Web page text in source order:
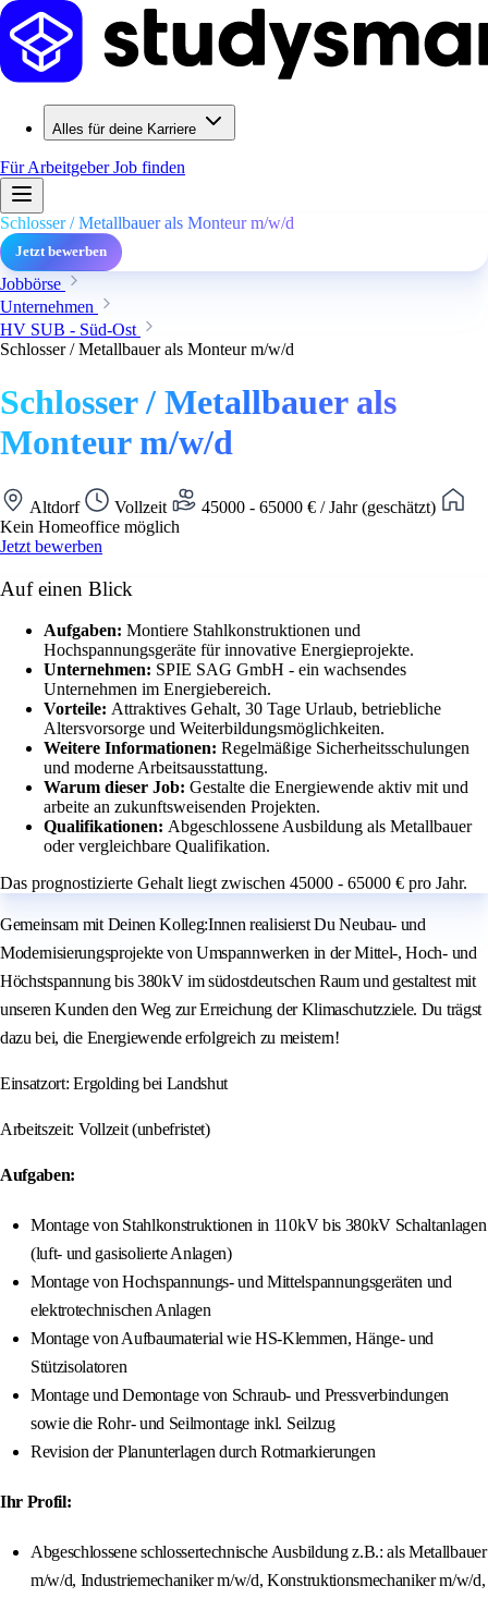
Alles für deine Karriere
Für ArbeitgeberJob finden
Schlosser / Metallbauer als Monteur m/w/d
Jetzt bewerben
Jobbörse
Unternehmen
HV SUB - Süd-Ost
Schlosser / Metallbauer als Monteur m/w/d
Schlosser / Metallbauer als
Monteur m/w/d
Altdorf Vollzeit
45000 - 65000 € / Jahr (geschätzt)
Kein Homeoffice möglich
Jetzt bewerben
Auf einen Blick
Aufgaben: Montiere Stahlkonstruktionen und
Hochspannungsgeräte für innovative Energieprojekte.
Unternehmen: SPIE SAG GmbH - ein wachsendes
Unternehmen im Energiebereich.
Vorteile: Attraktives Gehalt, 30 Tage Urlaub, betriebliche
Altersvorsorge und Weiterbildungsmöglichkeiten.
Weitere Informationen: Regelmäßige Sicherheitsschulungen
und moderne Arbeitsausstattung.
Warum dieser Job: Gestalte die Energiewende aktiv mit und
arbeite an zukunftsweisenden Projekten.
Qualifikationen: Abgeschlossene Ausbildung als Metallbauer
oder vergleichbare Qualifikation.
Das prognostizierte Gehalt liegt zwischen 45000 - 65000 € pro Jahr.
Gemeinsam mit Deinen Kolleg:Innen realisierst Du Neubau- und
Modernisierungsprojekte von Umspannwerken in der Mittel-, Hoch- und
Höchstspannung bis 380kV im südostdeutschen Raum und gestaltest mit
unseren Kunden den Weg zur Erreichung der Klimaschutzziele. Du trägst
dazu bei, die Energiewende erfolgreich zu meistern!
Einsatzort: Ergolding bei Landshut
Arbeitszeit: Vollzeit (unbefristet)
Aufgaben:
Montage von Stahlkonstruktionen in 110kV bis 380kV Schaltanlagen
(luft- und gasisolierte Anlagen)
Montage von Hochspannungs- und Mittelspannungsgeräten und
elektrotechnischen Anlagen
Montage von Aufbaumaterial wie HS-Klemmen, Hänge- und
Stützisolatoren
Montage und Demontage von Schraub- und Pressverbindungen
sowie die Rohr- und Seilmontage inkl. Seilzug
Revision der Planunterlagen durch Rotmarkierungen
Ihr Profil:
Abgeschlossene schlossertechnische Ausbildung z.B.: als Metallbauer
m/w/d, Industriemechaniker m/w/d, Konstruktionsmechaniker m/w/d,